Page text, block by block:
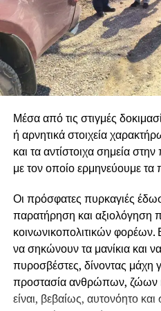
Η Δημοτική Αρχή θα
αποκαλύπτει στον λαό τις
της Ε.Ε, οι οποίες αντί να
σχέδιο αντιπυρικής
προσωπικό, χωρίς μέσα και
αντιπυρικής προστασίας,
ώστε να κάνουν «πάρτι»
Διεκδικούμε άμεση
Προστασίας και
να σταματήσουμε να είμαστε
με τους ίδιους κινδύνους και
Μέσα από τις στιγμές
ή αρνητικά στοιχεία
και τα αντίστοιχα σημεία
με τον οποίο ερμηνεύουμε τα
Οι πρόσφατες πυρκαγιές
παρατήρηση και
κοινωνικοπολιτικών
να σηκώνουν τα μανίκια και
πυροσβέστες, δίνοντας μάχη
προστασία ανθρώπων, ζώων
είναι, βεβαίως, αυτονόητο